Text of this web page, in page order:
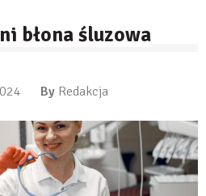
błona śluzowa
By Redakcja